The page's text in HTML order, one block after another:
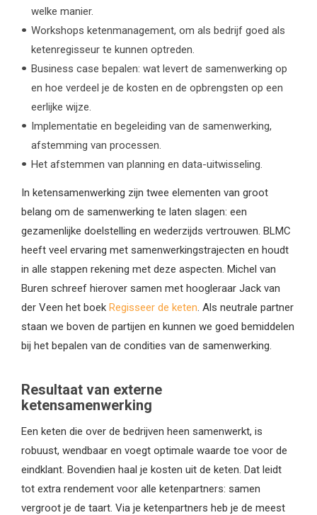
welke manier.
Workshops ketenmanagement, om als bedrijf goed als
ketenregisseur te kunnen optreden.
Business case bepalen: wat levert de samenwerking op
en hoe verdeel je de kosten en de opbrengsten op een
eerlijke wijze.
Implementatie en begeleiding van de samenwerking,
afstemming van processen.
Het afstemmen van planning en data-uitwisseling.
In ketensamenwerking zijn twee elementen van groot
belang om de samenwerking te laten slagen: een
gezamenlijke doelstelling en wederzijds vertrouwen. BLMC
heeft veel ervaring met samenwerkingstrajecten en houdt
in alle stappen rekening met deze aspecten. Michel van
Buren schreef hierover samen met hoogleraar Jack van
der Veen het boek Regisseer de keten. Als neutrale partner
staan we boven de partijen en kunnen we goed bemiddelen
bij het bepalen van de condities van de samenwerking.
Resultaat van externe
ketensamenwerking
Een keten die over de bedrijven heen samenwerkt, is
robuust, wendbaar en voegt optimale waarde toe voor de
eindklant. Bovendien haal je kosten uit de keten. Dat leidt
tot extra rendement voor alle ketenpartners: samen
vergroot je de taart. Via je ketenpartners heb je de meest